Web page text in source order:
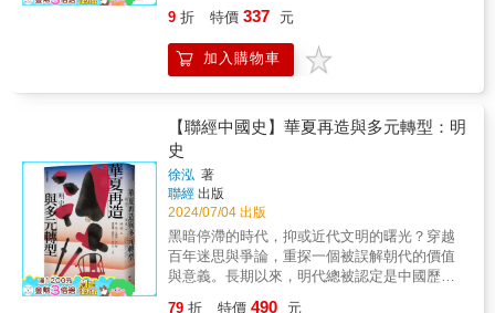
芳的視角出發，探討玉帝、孫悟空、唐僧等角
色的象徵意義，並解析佛教與道教在明代權力
格局中的博弈。神魔故事與歷史事件相對應，
藉此洞悉封建社會的運行脈絡，本書提供了一
感描寫，讀者可以全面了解明朝開國的艱辛歷
維護皇權所採取的嚴格卻有時過於激烈的手
段。 ▎晚年與影響：不僅僅是開國皇帝 隨著年
齡的增長，朱元璋對繼承人的選擇和教育投入
發展產生了深遠的影響。 本書特色：本書為飄
雪樓主所著《朱元璋》第二卷，是一部客觀講
史與趣味爆料相結合的傳記。從誅陳友諒、滅
張士誠、掃蕩元軍到建立大明王朝，展現了朱
元璋深謀遠慮的一面，也彰顯了其醉心權術、
工於心計的另一面，尤其是為鞏固權力而對麾
下功臣的猜忌和清算。本書不僅呈現了一代帝
王的複雜性格，更揭露了其在治國理政中的得
失。
的帳下 三顧茅廬請劉基出山，天下謀士盡入他
彀中── & ▎傳奇開篇：苦難少年 以朱元璋的
出生為開端，講述了他在元朝末年社會動蕩的
觸，生動地再現了朱元璋的少年時期，包括他
的家庭背景、成長經歷以及面臨的種種艱難險
阻。 & ▎逆境中成長：堅毅與聰明 作者深入刻
劃了朱元璋的性格特點，闡述了他如何在逆境
中鍛鍊出堅毅與聰明。從家庭的破碎到親人的
逝去，朱元璋經歷了人世間的冷暖與苦難，這
些經歷不僅磨練了他的意志，也為他日後的崛
起累積了重要的人生經驗。 & ▎戰略眼光：軍
事與政治才能 朱元璋的軍事與政治才能逐漸顯
露，作者描述了他如何透過聰明的戰略眼光和
9 折 特價 337 元
加入購物車
【聯經中國史】華夏再造與多元轉型：明
史
徐泓 著
聯經 出版
2024/07/04 出版
黑暗停滯的時代，抑或近代文明的曙光？穿越
百年迷思與爭論，重探一個被誤解朝代的價值
與意義。長期以來，明代總被認定是中國歷史
79 折 特價 490 元